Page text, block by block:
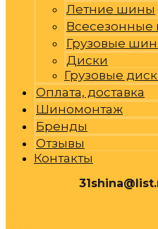
Летние шины
Грузовые
Диски
Грузовые
Оплата, доставка
Шиномонтаж
Бренды
Отзывы
Контакты